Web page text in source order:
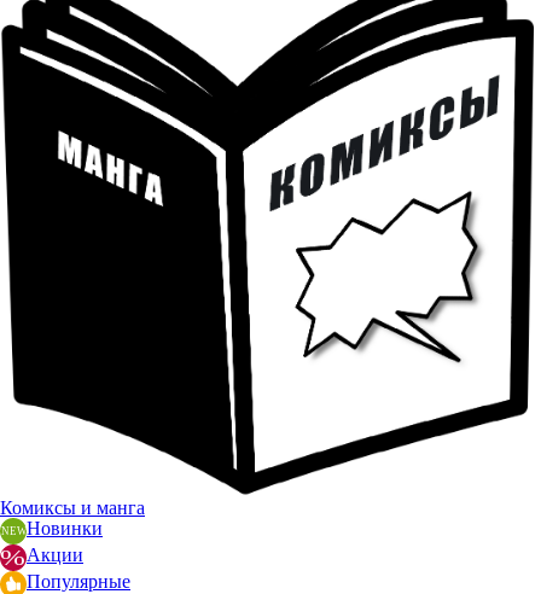
Комиксы и манга
Новинки
Акции
Популярные